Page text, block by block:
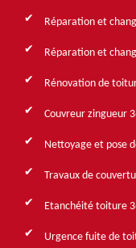
Réparation et
Réparation et
Rénovation de
Couvreur zingueur
Nettoyage et pose
Travaux de
Etanchéité toiture
Urgence fuite de